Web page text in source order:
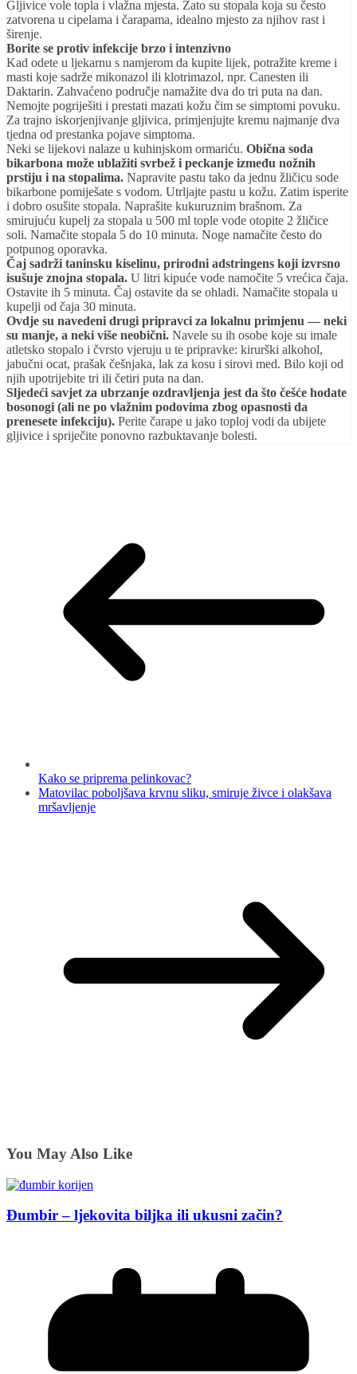
Gljivice vole topla i vlažna mjesta. Zato su stopala koja su često
zatvorena u cipelama i čarapama, idealno mjesto za njihov rast i
širenje.
Borite se protiv infekcije brzo i intenzivno
Kad odete u ljekarnu s namjerom da kupite lijek, potražite kreme i
masti koje sadrže mikonazol ili klotrimazol, npr. Canesten ili
Daktarin. Zahvaćeno područje namažite dva do tri puta na dan.
Nemojte pogriješiti i prestati mazati kožu čim se simptomi povuku.
Za trajno iskorjenjivanje gljivica, primjenjujte kremu najmanje dva
tjedna od prestanka pojave simptoma.
Neki se lijekovi nalaze u kuhinjskom ormariću. Obična soda
bikarbona može ublažiti svrbež i peckanje između nožnih
prstiju i na stopalima. Napravite pastu tako da jednu žličicu sode
bikarbone pomiješate s vodom. Utrljajte pastu u kožu. Zatim isperite
i dobro osušite stopala. Naprašite kukuruznim brašnom. Za
smirujuću kupelj za stopala u 500 ml tople vode otopite 2 žličice
soli. Namačite stopala 5 do 10 minuta. Noge namačite često do
potpunog oporavka.
Čaj sadrži taninsku kiselinu, prirodni adstringens koji izvrsno
isušuje znojna stopala. U litri kipuće vode namočite 5 vrećica čaja.
Ostavite ih 5 minuta. Čaj ostavite da se ohladi. Namačite stopala u
kupelji od čaja 30 minuta.
Ovdje su navedeni drugi pripravci za lokalnu primjenu — neki
su manje, a neki više neobični. Navele su ih osobe koje su imale
atletsko stopalo i čvrsto vjeruju u te pripravke: kirurški alkohol,
jabučni ocat, prašak češnjaka, lak za kosu i sirovi med. Bilo koji od
njih upotrijebite tri ili četiri puta na dan.
Sljedeći savjet za ubrzanje ozdravljenja jest da što češće hodate
bosonogi (ali ne po vlažnim podovima zbog opasnosti da
prenesete infekciju). Perite čarape u jako toploj vodi da ubijete
gljivice i spriječite ponovno razbuktavanje bolesti.
Kako se priprema pelinkovac?
Matovilac poboljšava krvnu sliku, smiruje živce i olakšava
mršavljenje
You May Also Like
Đumbir – ljekovita biljka ili ukusni začin?